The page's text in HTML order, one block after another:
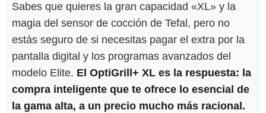
Sabes que quieres la gran capacidad «XL» y la
magia del sensor de cocción de Tefal, pero no
estás seguro de si necesitas pagar el extra por la
pantalla digital y los programas avanzados del
modelo Elite. El OptiGrill+ XL es la respuesta: la
compra inteligente que te ofrece lo esencial de
la gama alta, a un precio mucho más racional.